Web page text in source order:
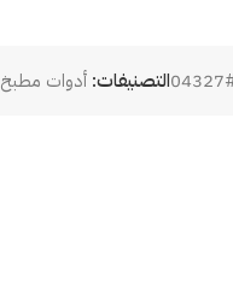
التصنيفات: أدوات مطبخ